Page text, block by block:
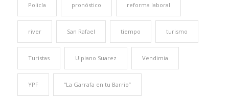
Policía pronóstico reforma laboral
river San Rafael tiempo turismo
Turistas Ulpiano Suarez Vendimia
YPF “La Garrafa en tu Barrio”